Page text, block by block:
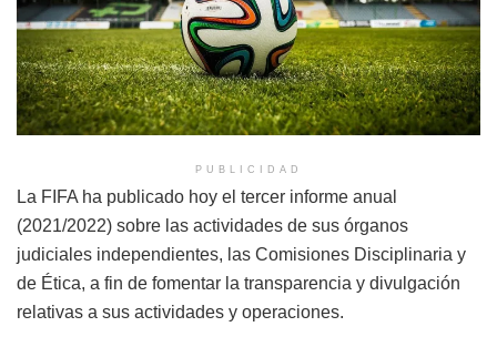
PUBLICIDAD
La FIFA ha publicado hoy el tercer informe anual
(2021/2022) sobre las actividades de sus órganos
judiciales independientes, las Comisiones Disciplinaria y
de Ética, a fin de fomentar la transparencia y divulgación
relativas a sus actividades y operaciones.